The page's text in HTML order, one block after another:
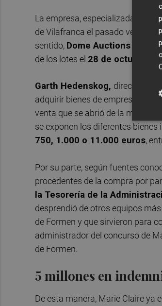
La empresa, especializada en la
de Vilafranca el pasado verano
sentido, Dome Auctions ha
de los lotes el 28 de octubre
Garth Hedenskog, director
adquirir bienes de empresas en
venta que se abrió de la
se exponen los diferentes
750, 1.000 o 11.000 euros,
Por su parte, según fuentes
procedentes de la compra por
la Tesorería de la
desprendió de otros equipos
de Formen y que sirvieron para
administrador del concurso de
de Formen.
5 millones en
De esta manera, Marie Claire ya